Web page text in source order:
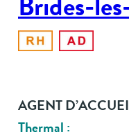
AGENT
Thermal :